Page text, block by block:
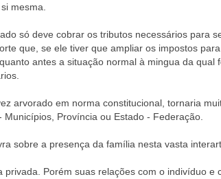
mesma.
só deve cobrar os tributos necessários para
que, se ele tiver que ampliar os impostos
antes a situação normal à mingua da qual
arvorado em norma constitucional, tornaria
Municípios, Província ou Estado - Federação.
sobre a presença da família nesta vasta
privada. Porém suas relações com o indivíduo